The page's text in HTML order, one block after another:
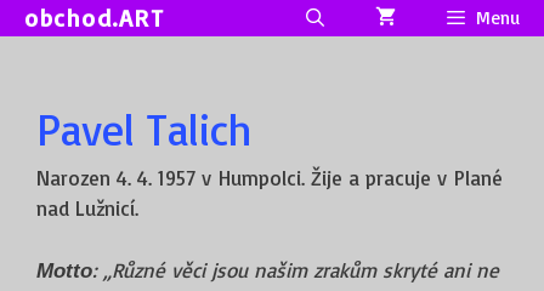
Přeskočit
na
obchod.ART Menu
Pavel Talich
Narozen 4. 4. 1957 v Humpolci. Žije a pracuje v Plané
nad Lužnicí.
Motto: „Různé věci jsou našim zrakům skryté ani ne